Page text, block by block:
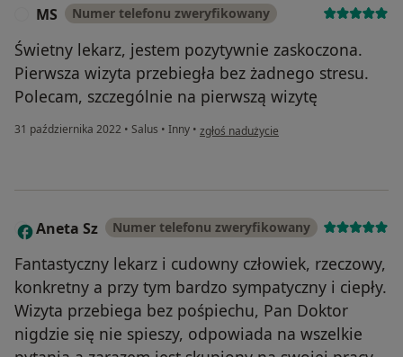
MS Numer telefonu zweryfikowany
Świetny lekarz, jestem pozytywnie zaskoczona.
Pierwsza wizyta przebiegła bez żadnego stresu.
Polecam, szczególnie na pierwszą wizytę
31 października 2022 • Salus • Inny • w opinii użytkownika MS
zgłoś nadużycie
A Aneta Sz Numer telefonu zweryfikowany
Fantastyczny lekarz i cudowny człowiek, rzeczowy,
konkretny a przy tym bardzo sympatyczny i ciepły.
Wizyta przebiega bez pośpiechu, Pan Doktor
nigdzie się nie spieszy, odpowiada na wszelkie